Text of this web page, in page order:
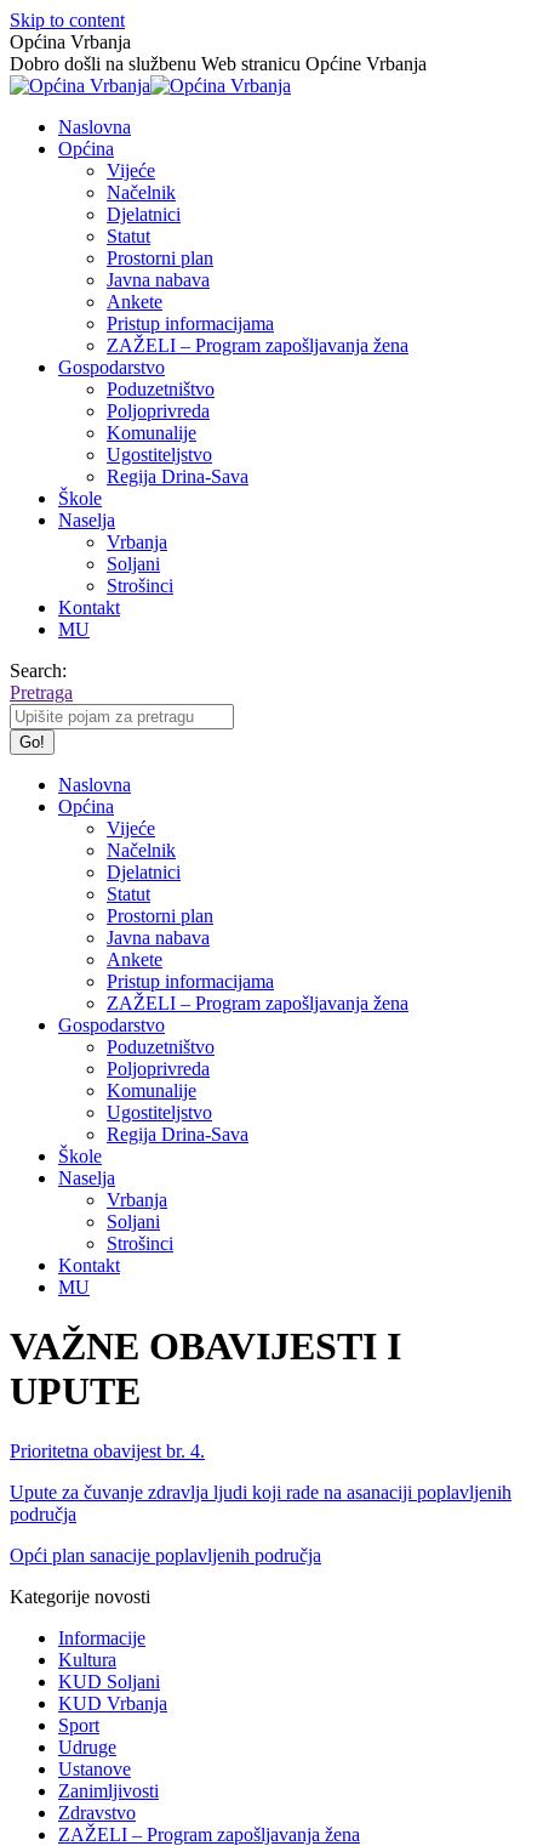
Skip to content
Općina Vrbanja
Dobro došli na službenu Web stranicu Općine Vrbanja
Naslovna
Općina
Vijeće
Načelnik
Djelatnici
Statut
Prostorni plan
Javna nabava
Ankete
Pristup informacijama
ZAŽELI – Program zapošljavanja žena
Gospodarstvo
Poduzetništvo
Poljoprivreda
Komunalije
Ugostiteljstvo
Regija Drina-Sava
Škole
Naselja
Vrbanja
Soljani
Strošinci
Kontakt
MU
Search:
Pretraga
Naslovna
Općina
Vijeće
Načelnik
Djelatnici
Statut
Prostorni plan
Javna nabava
Ankete
Pristup informacijama
ZAŽELI – Program zapošljavanja žena
Gospodarstvo
Poduzetništvo
Poljoprivreda
Komunalije
Ugostiteljstvo
Regija Drina-Sava
Škole
Naselja
Vrbanja
Soljani
Strošinci
Kontakt
MU
VAŽNE OBAVIJESTI I
UPUTE
Prioritetna obavijest br. 4.
Upute za čuvanje zdravlja ljudi koji rade na asanaciji poplavljenih
područja
Opći plan sanacije poplavljenih područja
Kategorije novosti
Informacije
Kultura
KUD Soljani
KUD Vrbanja
Sport
Udruge
Ustanove
Zanimljivosti
Zdravstvo
ZAŽELI – Program zapošljavanja žena